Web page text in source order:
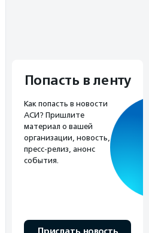
Попасть в ленту
Как попасть в новости
АСИ? Пришлите
материал о вашей
организации, новость,
пресс-релиз, анонс
события.